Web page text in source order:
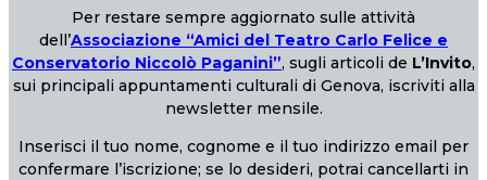
Per restare sempre aggiornato sulle attività
dell’Associazione “Amici del Teatro Carlo Felice e
Conservatorio Niccolò Paganini”, sugli articoli de L’Invito,
sui principali appuntamenti culturali di Genova, iscriviti alla
newsletter mensile.
Inserisci il tuo nome, cognome e il tuo indirizzo email per
confermare l’iscrizione; se lo desideri, potrai cancellarti in